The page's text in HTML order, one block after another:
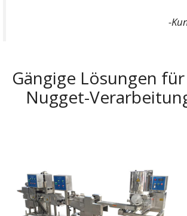
-
Gängige Lösungen
Nugget-